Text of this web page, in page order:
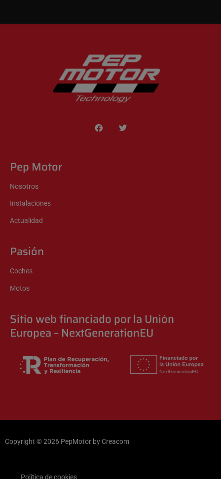
Pep Motor
Nosotros
Instalaciones
Actualidad
Pasión
Coches
Motos
Sitio web financiado por la Unión
Europea – NextGenerationEU
Copyright © 2026 PepMotor by Creacom
Política de cookies